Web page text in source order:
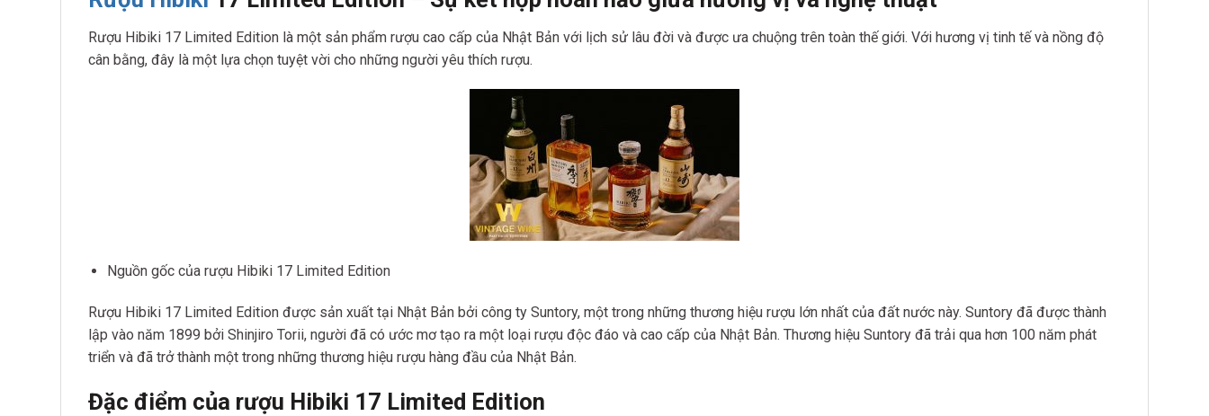
Rượu Hibiki 17 Limited Edition là một sản phẩm rượu cao cấp của Nhật Bản với lịch sử lâu đời và được ưa chuộng trên toàn thế giới. Với hương vị tinh tế và nồng độ
cân bằng, đây là một lựa chọn tuyệt vời cho những người yêu thích rượu.
Nguồn gốc của rượu Hibiki 17 Limited Edition
Rượu Hibiki 17 Limited Edition được sản xuất tại Nhật Bản bởi công ty Suntory, một trong những thương hiệu rượu lớn nhất của đất nước này. Suntory đã được thành
lập vào năm 1899 bởi Shinjiro Torii, người đã có ước mơ tạo ra một loại rượu độc đáo và cao cấp của Nhật Bản. Thương hiệu Suntory đã trải qua hơn 100 năm phát
triển và đã trở thành một trong những thương hiệu rượu hàng đầu của Nhật Bản.
Đặc điểm của rượu Hibiki 17 Limited Edition